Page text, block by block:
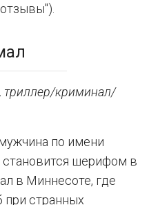
триллер/криминал/
по имени
шерифом в
в Миннесоте, где
странных